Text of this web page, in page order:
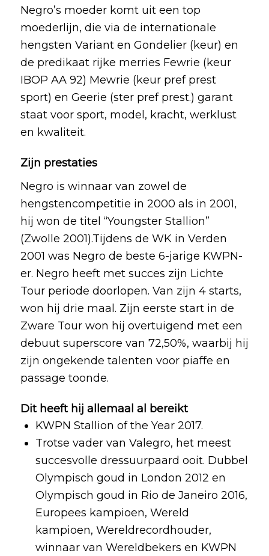
Negro’s moeder komt uit een top
moederlijn, die via de internationale
hengsten Variant en Gondelier (keur) en
de predikaat rijke merries Fewrie (keur
IBOP AA 92) Mewrie (keur pref prest
sport) en Geerie (ster pref prest.) garant
staat voor sport, model, kracht, werklust
en kwaliteit.
Zijn prestaties
Negro is winnaar van zowel de
hengstencompetitie in 2000 als in 2001,
hij won de titel “Youngster Stallion”
(Zwolle 2001).Tijdens de WK in Verden
2001 was Negro de beste 6-jarige KWPN-
er. Negro heeft met succes zijn Lichte
Tour periode doorlopen. Van zijn 4 starts,
won hij drie maal. Zijn eerste start in de
Zware Tour won hij overtuigend met een
debuut superscore van 72,50%, waarbij hij
zijn ongekende talenten voor piaffe en
passage toonde.
Dit heeft hij allemaal al bereikt
KWPN Stallion of the Year 2017.
Trotse vader van Valegro, het meest
succesvolle dressuurpaard ooit. Dubbel
Olympisch goud in London 2012 en
Olympisch goud in Rio de Janeiro 2016,
Europees kampioen, Wereld
kampioen, Wereldrecordhouder,
winnaar van Wereldbekers en KWPN